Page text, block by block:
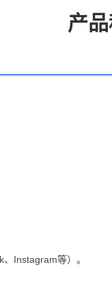
产
Instagram等）。